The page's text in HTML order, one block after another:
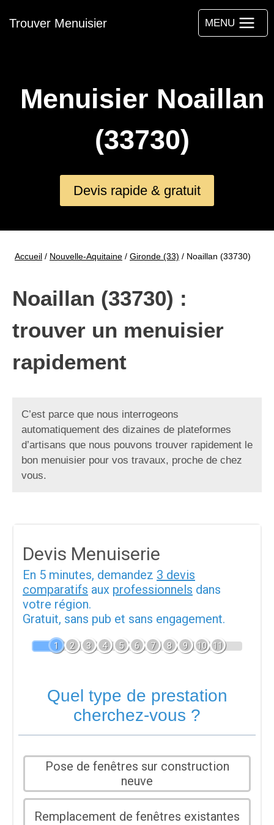
auTrouver Menuisier MENU
Menuisier Noaillan
(33730)
Devis rapide & gratuit
Accueil / Nouvelle-Aquitaine / Gironde (33) / Noaillan (33730)
Noaillan (33730) :
trouver un menuisier
rapidement
C’est parce que nous interrogeons
automatiquement des dizaines de plateformes
d’artisans que nous pouvons trouver rapidement le
bon menuisier pour vos travaux, proche de chez
vous.
Devis Menuiserie
En 5 minutes, demandez 3 devis
comparatifs aux professionnels dans
votre région.
Gratuit, sans pub et sans engagement.
1 2 3 4 5 6 7 8 9 10 11
Quel type de prestation
cherchez-vous ?
Pose de fenêtres sur construction
neuve
Remplacement de fenêtres existantes